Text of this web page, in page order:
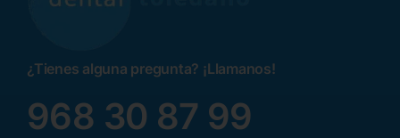
¿Tienes alguna pregunta? ¡Llamanos!
968 30 87 99